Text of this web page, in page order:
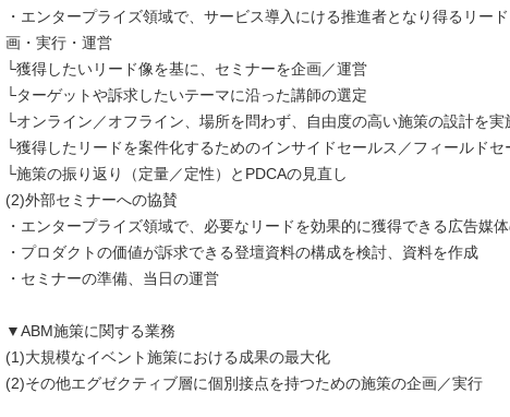
・エンタープライズ領域で、サービス導入にける推進者となり得るリー
画・実行・運営
└獲得したいリード像を基に、セミナーを企画／運営
└ターゲットや訴求したいテーマに沿った講師の選定
└オンライン／オフライン、場所を問わず、自由度の高い施策の設計を実
└獲得したリードを案件化するためのインサイドセールス／フィールドセ
└施策の振り返り（定量／定性）とPDCAの見直し
(2)外部セミナーへの協賛
・エンタープライズ領域で、必要なリードを効果的に獲得できる広告媒
・プロダクトの価値が訴求できる登壇資料の構成を検討、資料を作成
・セミナーの準備、当日の運営
▼ABM施策に関する業務
(1)大規模なイベント施策における成果の最大化
(2)その他エグゼクティブ層に個別接点を持つための施策の企画／実行